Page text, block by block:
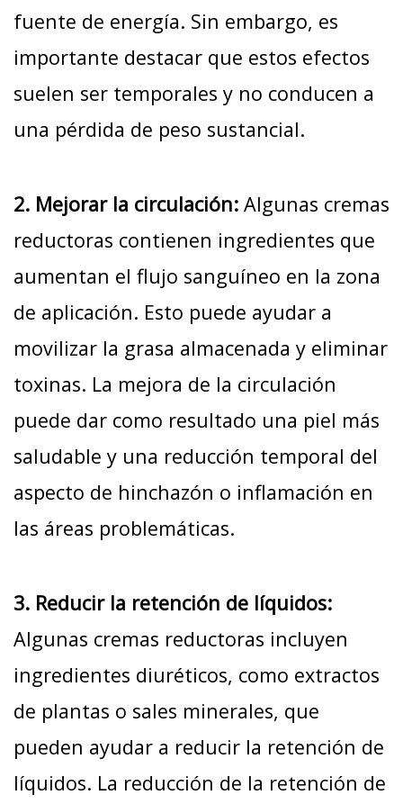
fuente de energía. Sin embargo, es
importante destacar que estos efectos
suelen ser temporales y no conducen a
una pérdida de peso sustancial.
2. Mejorar la circulación: Algunas cremas
reductoras contienen ingredientes que
aumentan el flujo sanguíneo en la zona
de aplicación. Esto puede ayudar a
movilizar la grasa almacenada y eliminar
toxinas. La mejora de la circulación
puede dar como resultado una piel más
saludable y una reducción temporal del
aspecto de hinchazón o inflamación en
las áreas problemáticas.
3. Reducir la retención de líquidos:
Algunas cremas reductoras incluyen
ingredientes diuréticos, como extractos
de plantas o sales minerales, que
pueden ayudar a reducir la retención de
líquidos. La reducción de la retención de